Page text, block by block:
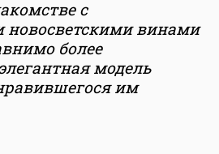
с
новосветскими винами
более
модель
им